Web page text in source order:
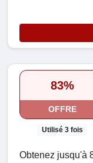
83%
OFFRE
Utilisé 3 fois
Obtenez jusqu'à